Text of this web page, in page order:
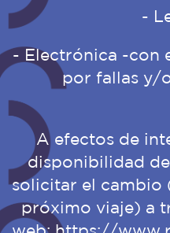
-
- Electrónica -con
por fallas y/
A efectos de
disponibilidad
solicitar el cambio
próximo viaje) a